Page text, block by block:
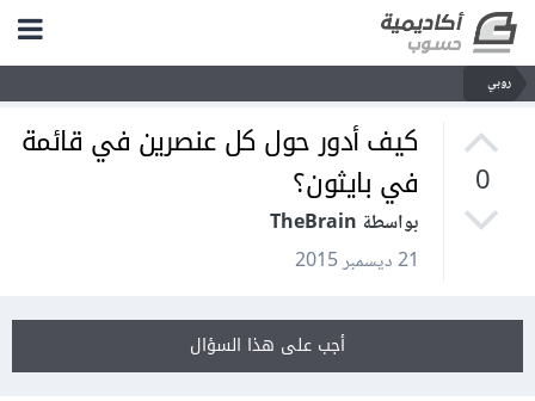
روبي
0
كيف أدور حول كل عنصرين في قائمة
في بايثون؟
بواسطة TheBrain
21 ديسمبر 2015
أجب على هذا السؤال